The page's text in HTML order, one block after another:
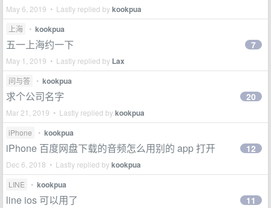
May 6, 2019 • Lastly replied bykookpua
上海 • kookpua
五一上海约一下
May 1, 2019 • Lastly replied by Lax
7
问与答 • kookpua
求个公司名字
Mar 21, 2019 • Lastly replied bykookpua
20
iPhone • kookpua
iPhone 百度网盘下载的音频怎么用别的 app 打开
Dec 6, 2018 • Lastly replied bykookpua
12
LINE • kookpua
line ios 可以用了 11